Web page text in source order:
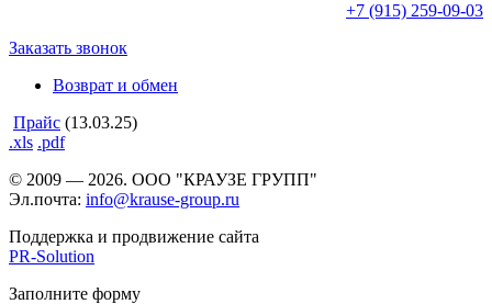
+7 (915) 259-09-03
Заказать звонок
Возврат и обмен
Прайс (13.03.25)
.xls .pdf
© 2009 — 2026. ООО "КРАУЗЕ ГРУПП"
Эл.почта: info@krause-group.ru
Поддержка и продвижение сайта
PR-Solution
Заполните форму